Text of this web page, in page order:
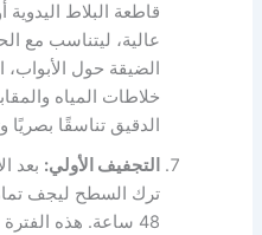
قاطعة البلاط اليدوية
عالية، ليتناسب مع
الضيقة حول الأبواب،
خلاطات المياه
الدقيق تناسقًا بصريًا
التجفيف الأولي: بعد
48 ساعة. هذه